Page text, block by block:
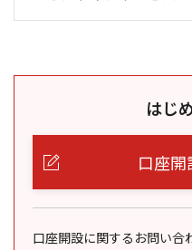
はじ
口座
口座開設に関するお問い合